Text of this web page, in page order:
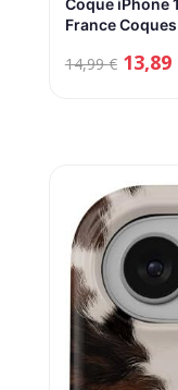
Coque iPhone
France Coques
14,99€ Le
13,89